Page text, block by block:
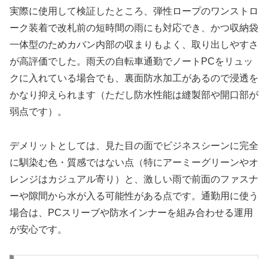
実際に使用して検証したところ、弾性ロープのワンストロ
ーク装着で改札前の短時間の雨にも対応でき、かつ収納袋
一体型のためカバン内部の収まりもよく、取り出しやすさ
が高評価でした。雨天の自転車通勤でノートPCをリュッ
クに入れている場合でも、裏面防水加工があるので浸透を
かなり抑えられます（ただし防水性能は縫製部や開口部が
弱点です）。
デメリットとしては、見た目の面でビジネスシーンに完全
に馴染む色・質感ではない点（特にアーミーグリーンやオ
レンジはカジュアル寄り）と、激しい雨で前面のファスナ
ーや隙間から水が入る可能性がある点です。通勤用に使う
場合は、PCスリーブや防水インナーを組み合わせる運用
が安心です。